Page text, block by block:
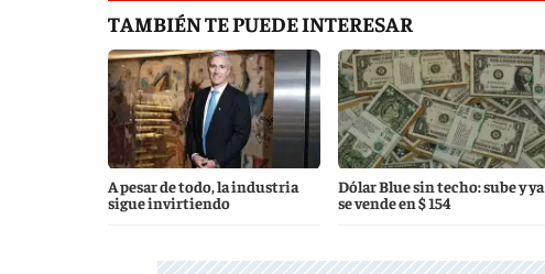
TAMBIÉN TE PUEDE INTERESAR
A pesar de todo, la industria
sigue invirtiendo
Dólar Blue sin techo: sube y ya
se vende en $ 154